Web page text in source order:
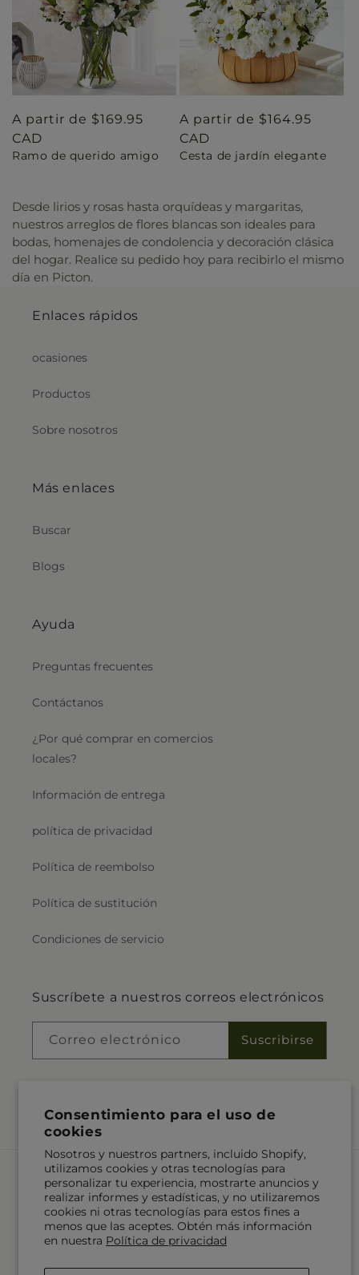
Consentimiento para el uso de
cookies
Nosotros y nuestros partners, incluido Shopify,
utilizamos cookies y otras tecnologías para
personalizar tu experiencia, mostrarte anuncios y
realizar informes y estadísticas, y no utilizaremos
cookies ni otras tecnologías para estos fines a
menos que las aceptes. Obtén más información
en nuestra Política de privacidad
Precio
habitual
A partir de $169.95
CAD
Ramo de querido amigo
Precio
habitual
A partir de $164.95
CAD
Cesta de jardín elegante
Desde lirios y rosas hasta orquídeas y margaritas,
nuestros arreglos de flores blancas son ideales para
bodas, homenajes de condolencia y decoración clásica
del hogar. Realice su pedido hoy para recibirlo el mismo
día en Picton.
Enlaces rápidos
ocasiones
Productos
Sobre nosotros
Más enlaces
Buscar
Blogs
Ayuda
Preguntas frecuentes
Contáctanos
¿Por qué comprar en comercios
locales?
Información de entrega
política de privacidad
Política de reembolso
Política de sustitución
Condiciones de servicio
Suscríbete a nuestros correos electrónicos
Correo electrónico Suscribirse
Facebook
Idioma
ES
Formas
de